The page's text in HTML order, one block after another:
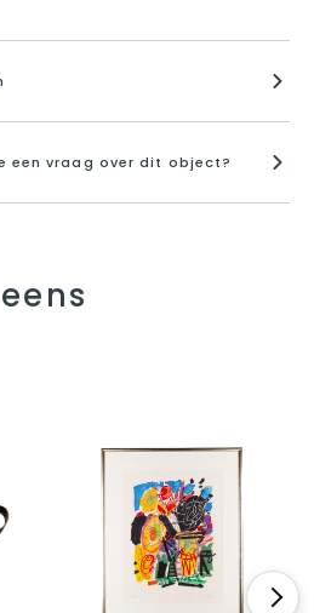
een vraag over dit object?
>